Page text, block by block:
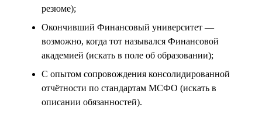
резюме);
Окончивший Финансовый университет —
возможно, когда тот назывался Финансовой
академией (искать в поле об образовании);
С опытом сопровождения консолидированной
отчётности по стандартам МСФО (искать в
описании обязанностей).